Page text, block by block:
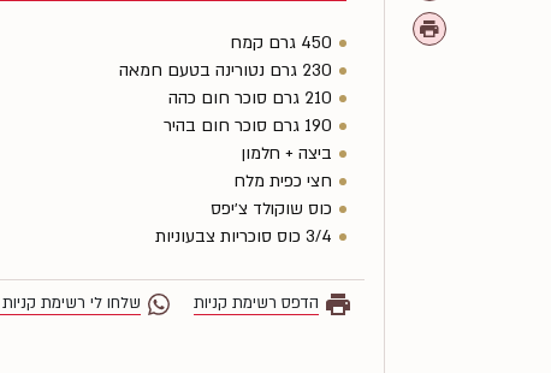
450 גרם קמח
230 גרם נטורינה בטעם חמאה
210 גרם סוכר חום כהה
190 גרם סוכר חום בהיר
ביצה + חלמון
חצי כפית מלח
כוס שוקולד צ׳יפס
3/4 כוס סוכריות צבעוניות
הדפס רשימת קניות שלחו לי רשימת